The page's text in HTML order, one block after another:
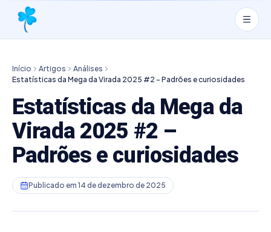
Início Artigos
Análises
Estatísticas da Mega da Virada 2025 #2 – Padrões e curiosidades
Estatísticas da Mega da
Virada 2025 #2 –
Padrões e curiosidades
Publicado em 14 de dezembro de 2025